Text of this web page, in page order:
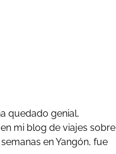
quedado genial,
mi blog de viajes sobre
en Yangón, fue